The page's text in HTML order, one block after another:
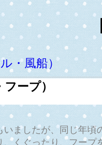
・風船）
ープ）
ましたが、同じ年頃
、くぐったり、フー